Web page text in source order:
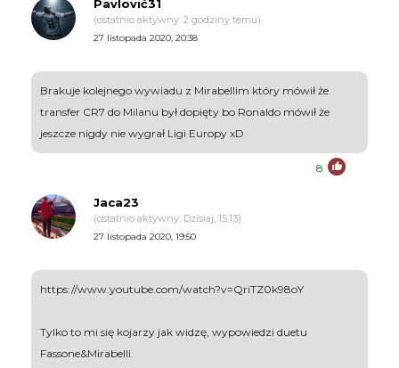
Pavlović31
(ostatnio aktywny: 2 godziny temu)
27 listopada 2020, 20:38
Brakuje kolejnego wywiadu z Mirabellim który mówił że
transfer CR7 do Milanu był dopięty bo Ronaldo mówił że
jeszcze nigdy nie wygrał Ligi Europy xD
8
Jaca23
(ostatnio aktywny: Dzisiaj, 15:13)
27 listopada 2020, 19:50
https://www.youtube.com/watch?v=QriTZ0k98oY
Tylko to mi się kojarzy jak widzę, wypowiedzi duetu
Fassone&Mirabelli.